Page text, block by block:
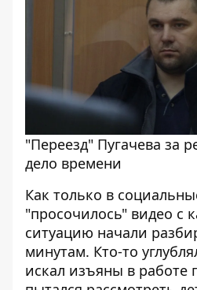
"Переезд" Пугачева за
дело времени
Как только в
"просочилось" видео с
ситуацию начали
минутам. Кто-то
искал изъяны в работе